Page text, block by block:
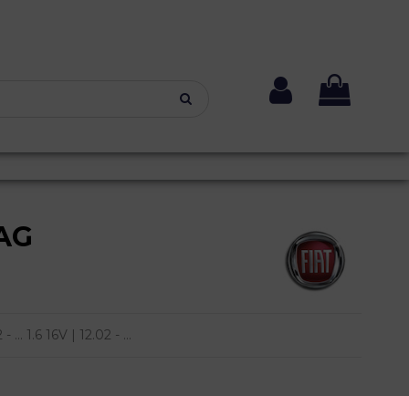
... 1.6 16V | 12.02 - ...